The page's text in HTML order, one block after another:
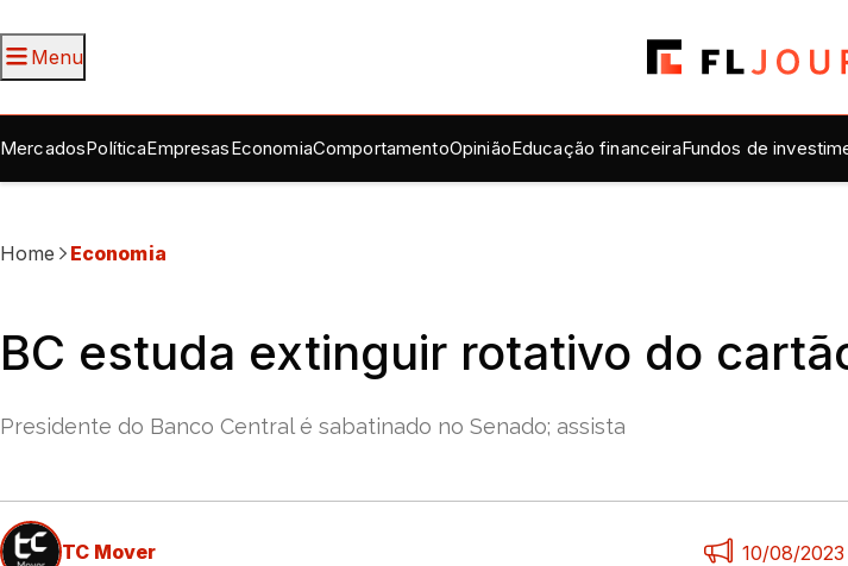
Menu
MercadosPolíticaEmpresasEconomiaComportamentoOpiniãoEducação financeiraFundos de
Home Economia
BC estuda extinguir rotativo do
Presidente do Banco Central é sabatinado no Senado; assista
TC Mover 10/08/2023